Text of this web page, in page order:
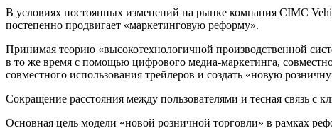
В условиях постоянных изменений на рынке компания CIMC
постепенно продвигает «маркетинговую реформу».
Принимая теорию «высокотехнологичной производственной
в то же время с помощью цифрового медиа-маркетинга,
совместного использования трейлеров и создать «новую
Сокращение расстояния между пользователями и тесная связь с
Основная цель модели «новой розничной торговли» в рамках